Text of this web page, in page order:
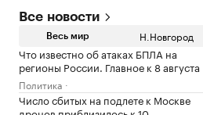
Все новости
Весь мир Н.Новгород
Что известно об атаках БПЛА на
регионы России. Главное к 8 августа
Политика
Число сбитых на подлете к Москве